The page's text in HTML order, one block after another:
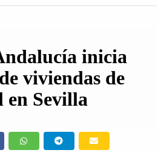
inicia
viviendas de
en Sevilla